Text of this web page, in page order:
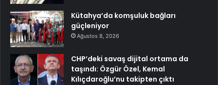
Kütahya’da komşuluk bağları
güçleniyor
Ağustos 8, 2026
CHP’deki savaş dijital ortama da
taşındı: Özgür Özel, Kemal
Kılıçdaroğlu’nu takipten çıktı